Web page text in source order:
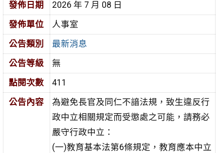
發佈日期
2026 年 7 月 08 日
發佈單位
人事室
公告類別
最新消息
公告等級
無
點閱次數
411
公告內容
為避免長官及同仁不諳法規，致生違反行
政中立相關規定而受懲處之可能，請務必
嚴守行政中立：
(一)教育基本法第6條規定，教育應本中立